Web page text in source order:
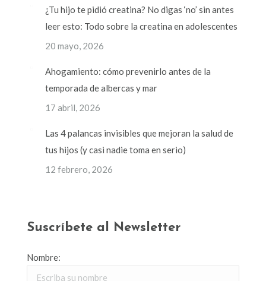
¿Tu hijo te pidió creatina? No digas ‘no’ sin antes
leer esto: Todo sobre la creatina en adolescentes
20 mayo, 2026
Ahogamiento: cómo prevenirlo antes de la
temporada de albercas y mar
17 abril, 2026
Las 4 palancas invisibles que mejoran la salud de
tus hijos (y casi nadie toma en serio)
12 febrero, 2026
Suscríbete al Newsletter
Nombre: